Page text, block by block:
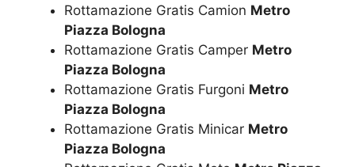
Rottamazione Gratis Camion Metro
Piazza Bologna
Rottamazione Gratis Camper Metro
Piazza Bologna
Rottamazione Gratis Furgoni Metro
Piazza Bologna
Rottamazione Gratis Minicar Metro
Piazza Bologna